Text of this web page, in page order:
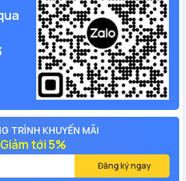
TRÌNH KHUYẾN MÃI
Giảm tới 5%
Đăng ký ngay